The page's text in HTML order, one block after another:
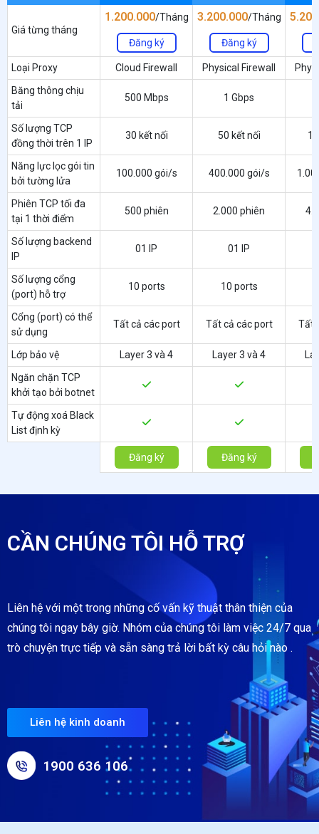
Giá từng tháng
1.200.000/Tháng
Đăng ký
3.200.000/Tháng
Đăng ký
Loại Proxy Cloud Firewall Physical Firewall
Băng thông chịu
tải
500 Mbps 1 Gbps
Số lượng TCP
đồng thời trên 1 IP
30 kết nối 50 kết nối
Năng lực lọc gói tin
bởi tường lửa
100.000 gói/s 400.000 gói/s
Phiên TCP tối đa
tại 1 thời điểm
500 phiên 2.000 phiên
Số lượng backend
IP
01 IP 01 IP
Số lượng cổng
(port) hỗ trợ
10 ports 10 ports
Cổng (port) có thể
sử dụng
Tất cả các port Tất cả các port Tất
Lớp bảo vệ Layer 3 và 4 Layer 3 và 4
Ngăn chặn TCP
khởi tạo bởi botnet
Tự động xoá Black
List định kỳ
Đăng ký Đăng ký
CẦN CHÚNG TÔI HỖ TRỢ
Liên hệ với một trong những cố vấn kỹ thuật thân thiện của
chúng tôi ngay bây giờ. Nhóm của chúng tôi làm việc 24/7 qua
trò chuyện trực tiếp và sẵn sàng trả lời bất kỳ câu hỏi nào .
Liên hệ kinh doanh
1900 636 106